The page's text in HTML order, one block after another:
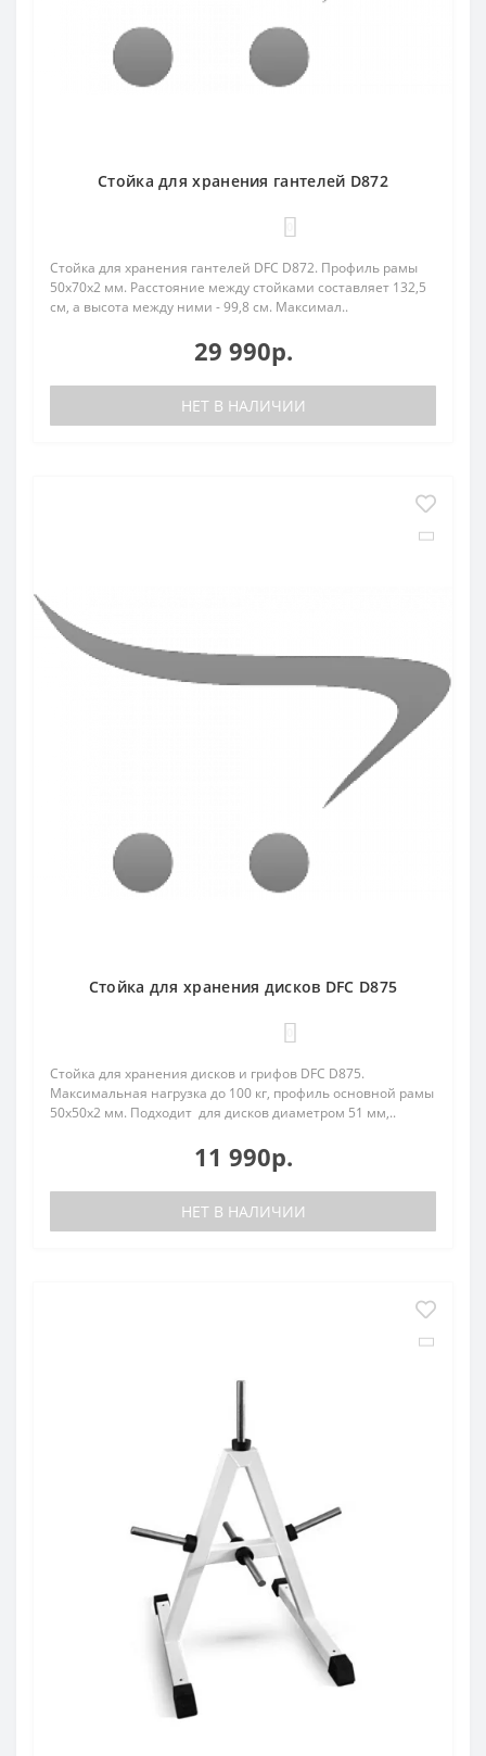
Стойка для хранения гантелей D872
Стойка для хранения гантелей DFC D872. Профиль рамы
50х70х2 мм. Расстояние между стойками составляет 132,5
см, а высота между ними - 99,8 см. Максимал..
29 990р.
НЕТ В НАЛИЧИИ
Стойка для хранения дисков DFC D875
Стойка для хранения дисков и грифов DFC D875.
Максимальная нагрузка до 100 кг, профиль основной рамы
50х50х2 мм. Подходит для дисков диаметром 51 мм,..
11 990р.
НЕТ В НАЛИЧИИ